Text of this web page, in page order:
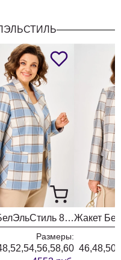
Жакет БелЭльСтиль 886 голубая клетка
Размеры: